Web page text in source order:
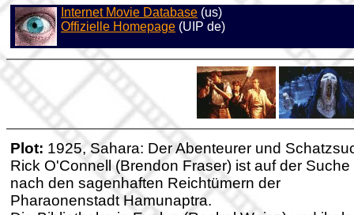
Internet Movie Database (us)
Offizielle Homepage (UIP de)
Plot: 1925, Sahara: Der Abenteurer und
Rick O'Connell (Brendon Fraser) ist auf der Suche
nach den sagenhaften Reichtümern der
Pharaonenstadt Hamunaptra.